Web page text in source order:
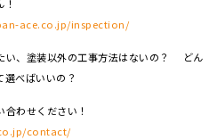
ace.co.jp/inspection/
い、塗装以外の工事方法はないの？ どん
べばいいの？
わせください！
contact/